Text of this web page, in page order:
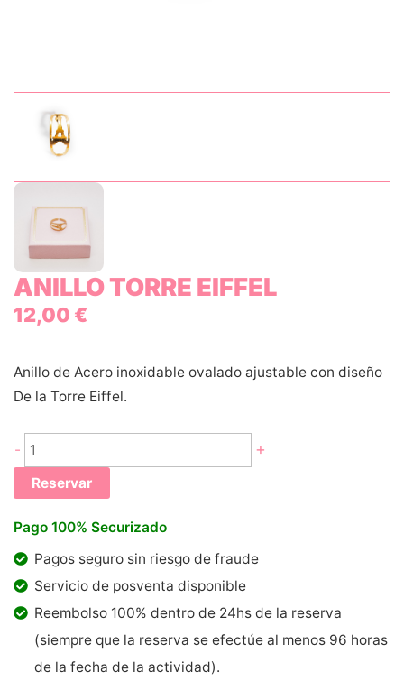
ANILLO TORRE EIFFEL
12,00 €
Anillo de Acero inoxidable ovalado ajustable con diseño
De la Torre Eiffel.
-
Anillo
Torre
Eiffel
cantidad
+
Reservar
Pago 100% Securizado
Pagos seguro sin riesgo de fraude
Servicio de posventa disponible
Reembolso 100% dentro de 24hs de la reserva
(siempre que la reserva se efectúe al menos 96 horas
de la fecha de la actividad).